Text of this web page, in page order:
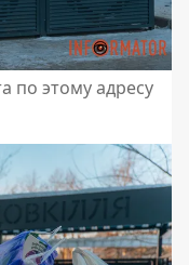
по этому адресу